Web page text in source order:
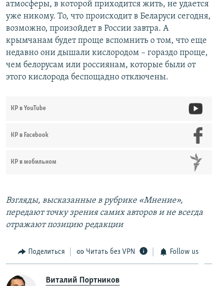
атмосферы, в которой приходится жить, не удается
уже никому. То, что происходит в Беларуси сегодня,
возможно, произойдет в России завтра. А
крымчанам будет проще вспомнить о том, что еще
недавно они дышали кислородом – гораздо проще,
чем белорусам или россиянам, которые были от
этого кислорода беспощадно отключены.
КР в YouTube
КР в Facebook
КР в мобильном
Взгляды, высказанные в рубрике «Мнение»,
передают точку зрения самих авторов и не всегда
отражают позицию редакции
Поделиться Читать без VPN Follow us
Виталий Портников